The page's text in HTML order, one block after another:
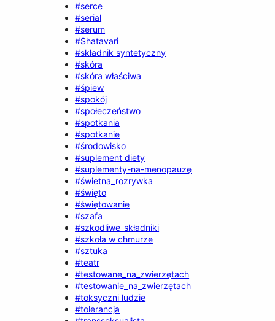
#serce
#serial
#serum
#Shatavari
#składnik syntetyczny
#skóra
#skóra właściwa
#śpiew
#spokój
#społeczeństwo
#spotkania
#spotkanie
#środowisko
#suplement diety
#suplementy-na-menopauzę
#świetna_rozrywka
#święto
#świętowanie
#szafa
#szkodliwe_składniki
#szkoła w chmurze
#sztuka
#teatr
#testowane_na_zwierzętach
#testowanie_na_zwierzętach
#toksyczni ludzie
#tolerancja